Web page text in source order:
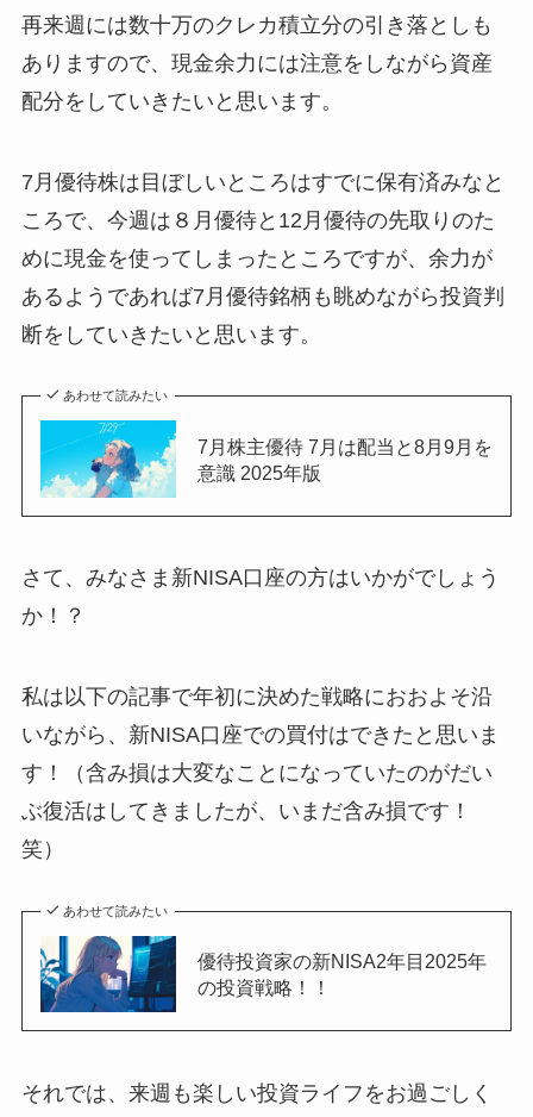
再来週には数十万のクレカ積立分の引き落としも
ありますので、現金余力には注意をしながら資産
配分をしていきたいと思います。
7月優待株は目ぼしいところはすでに保有済みなと
ころで、今週は８月優待と12月優待の先取りのた
めに現金を使ってしまったところですが、余力が
あるようであれば7月優待銘柄も眺めながら投資判
断をしていきたいと思います。
あわせて読みたい
7月株主優待 7月は配当と8月9月を
意識 2025年版
さて、みなさま新NISA口座の方はいかがでしょう
か！？
私は以下の記事で年初に決めた戦略におおよそ沿
いながら、新NISA口座での買付はできたと思いま
す！（含み損は大変なことになっていたのがだい
ぶ復活はしてきましたが、いまだ含み損です！
笑）
あわせて読みたい
優待投資家の新NISA2年目2025年
の投資戦略！！
それでは、来週も楽しい投資ライフをお過ごしく